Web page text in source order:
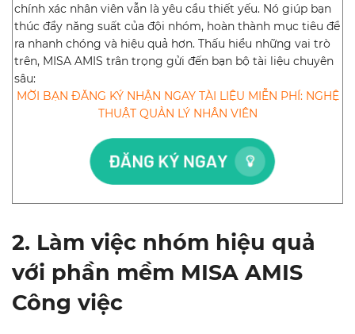
chính xác nhân viên vẫn là yêu cầu thiết yếu. Nó giúp bạn
thúc đẩy năng suất của đội nhóm, hoàn thành mục tiêu đề
ra nhanh chóng và hiệu quả hơn. Thấu hiểu những vai trò
trên, MISA AMIS trân trọng gửi đến bạn bộ tài liệu chuyên
sâu:
MỜI BẠN ĐĂNG KÝ NHẬN NGAY TÀI LIỆU MIỄN PHÍ: NGHỆ
THUẬT QUẢN LÝ NHÂN VIÊN
2. Làm việc nhóm hiệu quả
với phần mềm MISA AMIS
Công việc